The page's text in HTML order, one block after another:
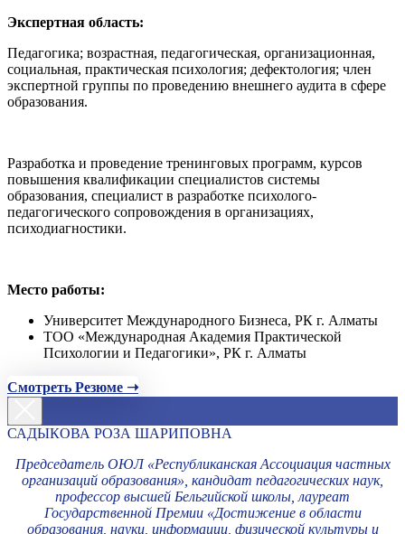
Экспертная область:
Педагогика; возрастная, педагогическая, организационная,
социальная, практическая психология; дефектология; член
экспертной группы по проведению внешнего аудита в сфере
образования.
Разработка и проведение тренинговых программ, курсов
повышения квалификации специалистов системы
образования, специалист в разработке психолого-
педагогического сопровождения в организациях,
психодиагностики.
Место работы:
Университет Международного Бизнеса, РК г. Алматы
ТОО «Международная Академия Практической
Психологии и Педагогики», РК г. Алматы
Смотреть Резюме ➝
САДЫКОВА РОЗА ШАРИПОВНА
Председатель ОЮЛ «Республиканская Ассоциация частных
организаций образования», кандидат педагогических наук,
профессор высшей Бельгийской школы, лауреат
Государственной Премии «Достижение в области
образования, науки, информации, физической культуры и